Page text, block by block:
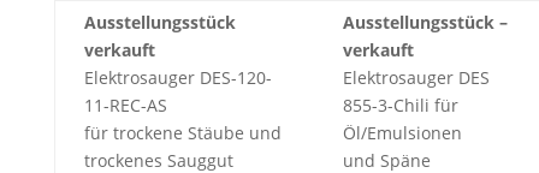
Ausstellungsstück
verkauft
Elektrosauger DES-120-
11-REC-AS
für trockene Stäube und
trockenes Sauggut
Ausstellungsstück –
verkauft
Elektrosauger DES
855-3-Chili für
Öl/Emulsionen
und Späne